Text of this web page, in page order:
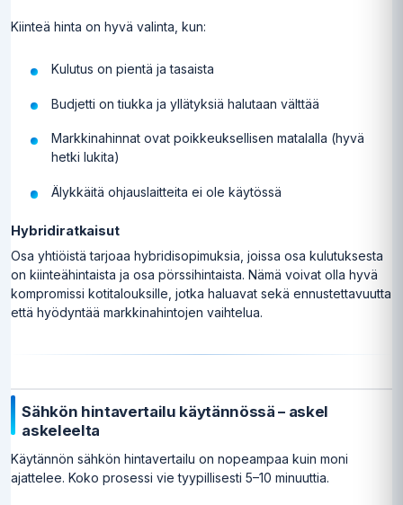
Kiinteä hinta on hyvä valinta, kun:
Kulutus on pientä ja tasaista
Budjetti on tiukka ja yllätyksiä halutaan välttää
Markkinahinnat ovat poikkeuksellisen matalalla (hyvä
hetki lukita)
Älykkäitä ohjauslaitteita ei ole käytössä
Hybridiratkaisut
Osa yhtiöistä tarjoaa hybridisopimuksia, joissa osa kulutuksesta
on kiinteähintaista ja osa pörssihintaista. Nämä voivat olla hyvä
kompromissi kotitalouksille, jotka haluavat sekä ennustettavuutta
että hyödyntää markkinahintojen vaihtelua.
Sähkön hintavertailu käytännössä – askel
askeleelta
Käytännön sähkön hintavertailu on nopeampaa kuin moni
ajattelee. Koko prosessi vie tyypillisesti 5–10 minuuttia.